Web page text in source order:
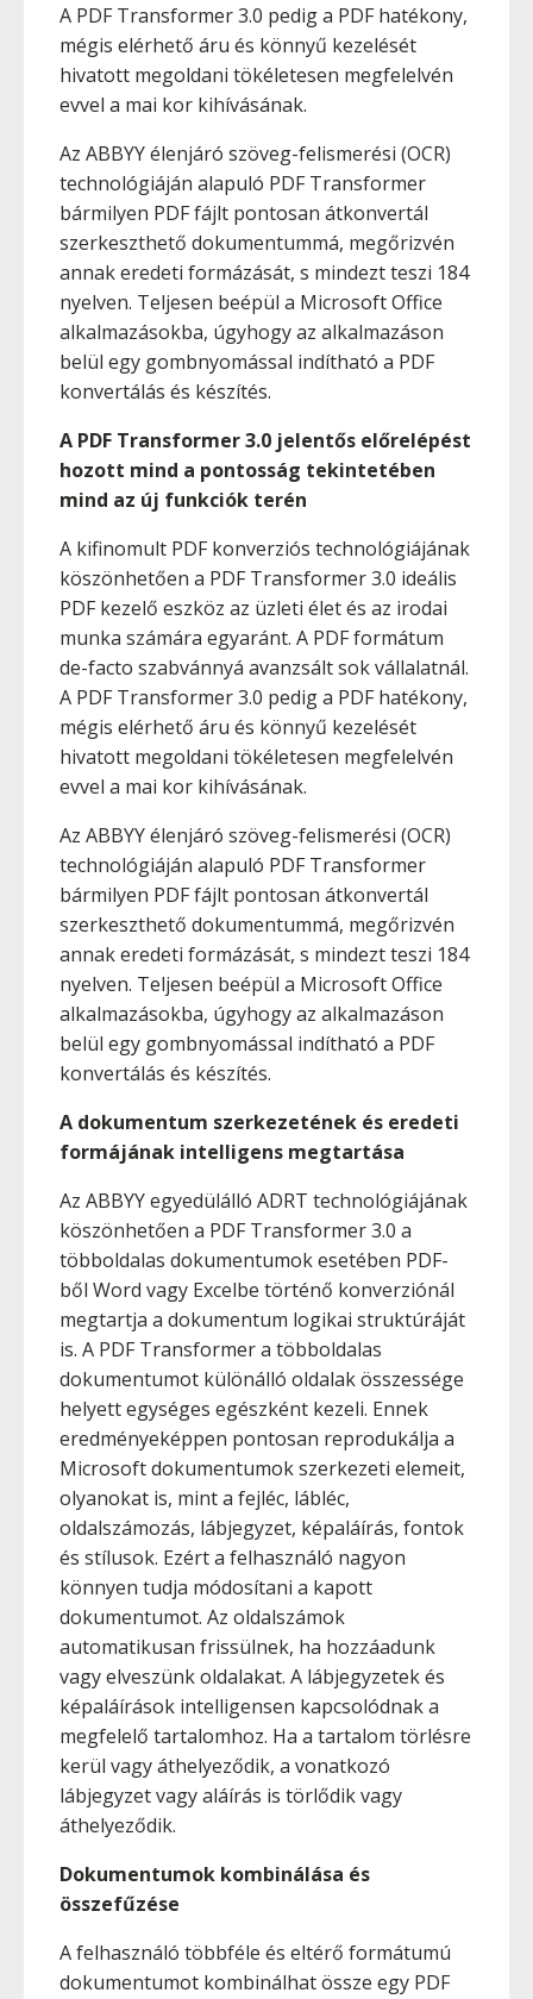
A PDF Transformer 3.0 pedig a PDF hatékony,
mégis elérhető áru és könnyű kezelését
hivatott megoldani tökéletesen megfelelvén
evvel a mai kor kihívásának.
Az ABBYY élenjáró szöveg-felismerési (OCR)
technológiáján alapuló PDF Transformer
bármilyen PDF fájlt pontosan átkonvertál
szerkeszthető dokumentummá, megőrizvén
annak eredeti formázását, s mindezt teszi 184
nyelven. Teljesen beépül a Microsoft Office
alkalmazásokba, úgyhogy az alkalmazáson
belül egy gombnyomással indítható a PDF
konvertálás és készítés.
A PDF Transformer 3.0 jelentős előrelépést
hozott mind a pontosság tekintetében
mind az új funkciók terén
A kifinomult PDF konverziós technológiájának
köszönhetően a PDF Transformer 3.0 ideális
PDF kezelő eszköz az üzleti élet és az irodai
munka számára egyaránt. A PDF formátum
de-facto szabvánnyá avanzsált sok vállalatnál.
A PDF Transformer 3.0 pedig a PDF hatékony,
mégis elérhető áru és könnyű kezelését
hivatott megoldani tökéletesen megfelelvén
evvel a mai kor kihívásának.
Az ABBYY élenjáró szöveg-felismerési (OCR)
technológiáján alapuló PDF Transformer
bármilyen PDF fájlt pontosan átkonvertál
szerkeszthető dokumentummá, megőrizvén
annak eredeti formázását, s mindezt teszi 184
nyelven. Teljesen beépül a Microsoft Office
alkalmazásokba, úgyhogy az alkalmazáson
belül egy gombnyomással indítható a PDF
konvertálás és készítés.
A dokumentum szerkezetének és eredeti
formájának intelligens megtartása
Az ABBYY egyedülálló ADRT technológiájának
köszönhetően a PDF Transformer 3.0 a
többoldalas dokumentumok esetében PDF-
ből Word vagy Excelbe történő konverziónál
megtartja a dokumentum logikai struktúráját
is. A PDF Transformer a többoldalas
dokumentumot különálló oldalak összessége
helyett egységes egészként kezeli. Ennek
eredményeképpen pontosan reprodukálja a
Microsoft dokumentumok szerkezeti elemeit,
olyanokat is, mint a fejléc, lábléc,
oldalszámozás, lábjegyzet, képaláírás, fontok
és stílusok. Ezért a felhasználó nagyon
könnyen tudja módosítani a kapott
dokumentumot. Az oldalszámok
automatikusan frissülnek, ha hozzáadunk
vagy elveszünk oldalakat. A lábjegyzetek és
képaláírások intelligensen kapcsolódnak a
megfelelő tartalomhoz. Ha a tartalom törlésre
kerül vagy áthelyeződik, a vonatkozó
lábjegyzet vagy aláírás is törlődik vagy
áthelyeződik.
Dokumentumok kombinálása és
összefűzése
A felhasználó többféle és eltérő formátumú
dokumentumot kombinálhat össze egy PDF